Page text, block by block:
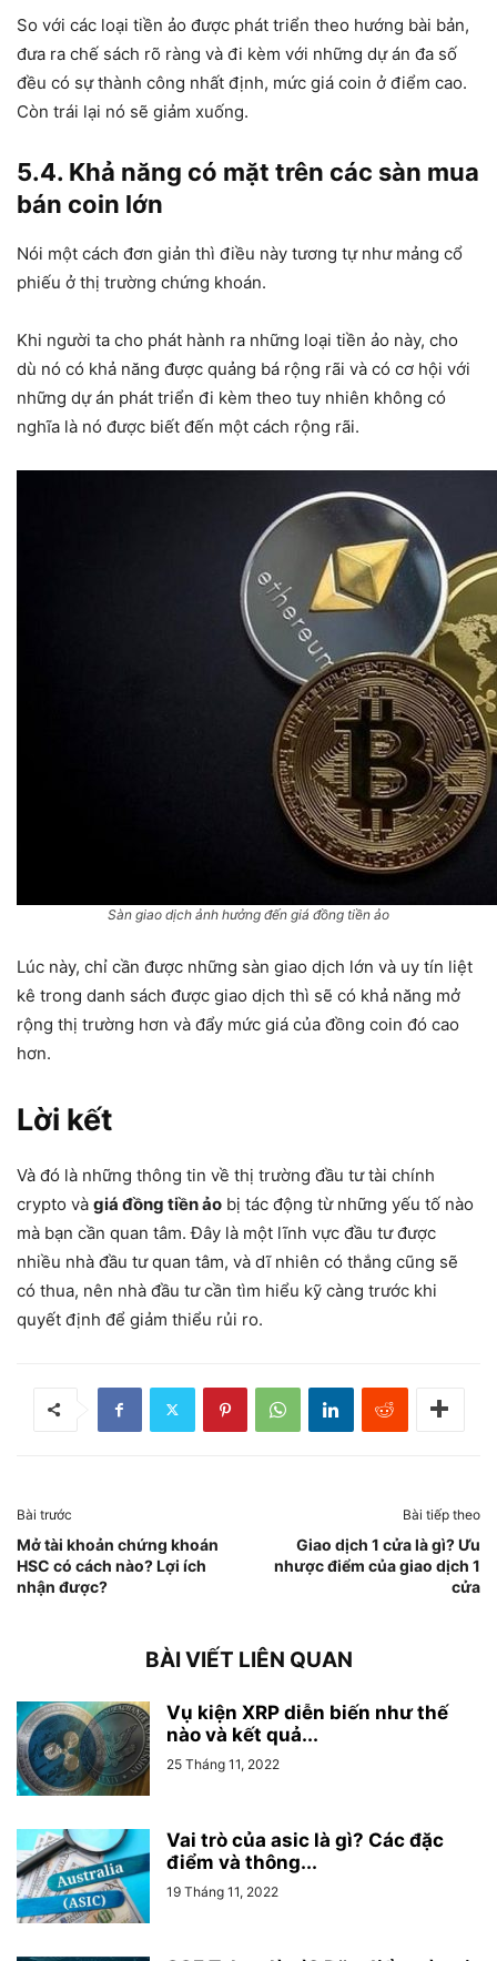
So với các loại tiền ảo được phát triển theo hướng bài bản,
đưa ra chế sách rõ ràng và đi kèm với những dự án đa số
đều có sự thành công nhất định, mức giá coin ở điểm cao.
Còn trái lại nó sẽ giảm xuống.
5.4. Khả năng có mặt trên các sàn mua
bán coin lớn
Nói một cách đơn giản thì điều này tương tự như mảng cổ
phiếu ở thị trường chứng khoán.
Khi người ta cho phát hành ra những loại tiền ảo này, cho
dù nó có khả năng được quảng bá rộng rãi và có cơ hội với
những dự án phát triển đi kèm theo tuy nhiên không có
nghĩa là nó được biết đến một cách rộng rãi.
Sàn giao dịch ảnh hưởng đến giá đồng tiền ảo
Lúc này, chỉ cần được những sàn giao dịch lớn và uy tín liệt
kê trong danh sách được giao dịch thì sẽ có khả năng mở
rộng thị trường hơn và đẩy mức giá của đồng coin đó cao
hơn.
Lời kết
Và đó là những thông tin về thị trường đầu tư tài chính
crypto và giá đồng tiền ảo bị tác động từ những yếu tố nào
mà bạn cần quan tâm. Đây là một lĩnh vực đầu tư được
nhiều nhà đầu tư quan tâm, và dĩ nhiên có thắng cũng sẽ
có thua, nên nhà đầu tư cần tìm hiểu kỹ càng trước khi
quyết định để giảm thiểu rủi ro.
Bài trước
Mở tài khoản chứng khoán
HSC có cách nào? Lợi ích
nhận được?
Bài tiếp theo
Giao dịch 1 cửa là gì? Ưu
nhược điểm của giao dịch 1
cửa
BÀI VIẾT LIÊN QUAN
Vụ kiện XRP diễn biến như thế
nào và kết quả...
25 Tháng 11, 2022
Vai trò của asic là gì? Các đặc
điểm và thông...
19 Tháng 11, 2022